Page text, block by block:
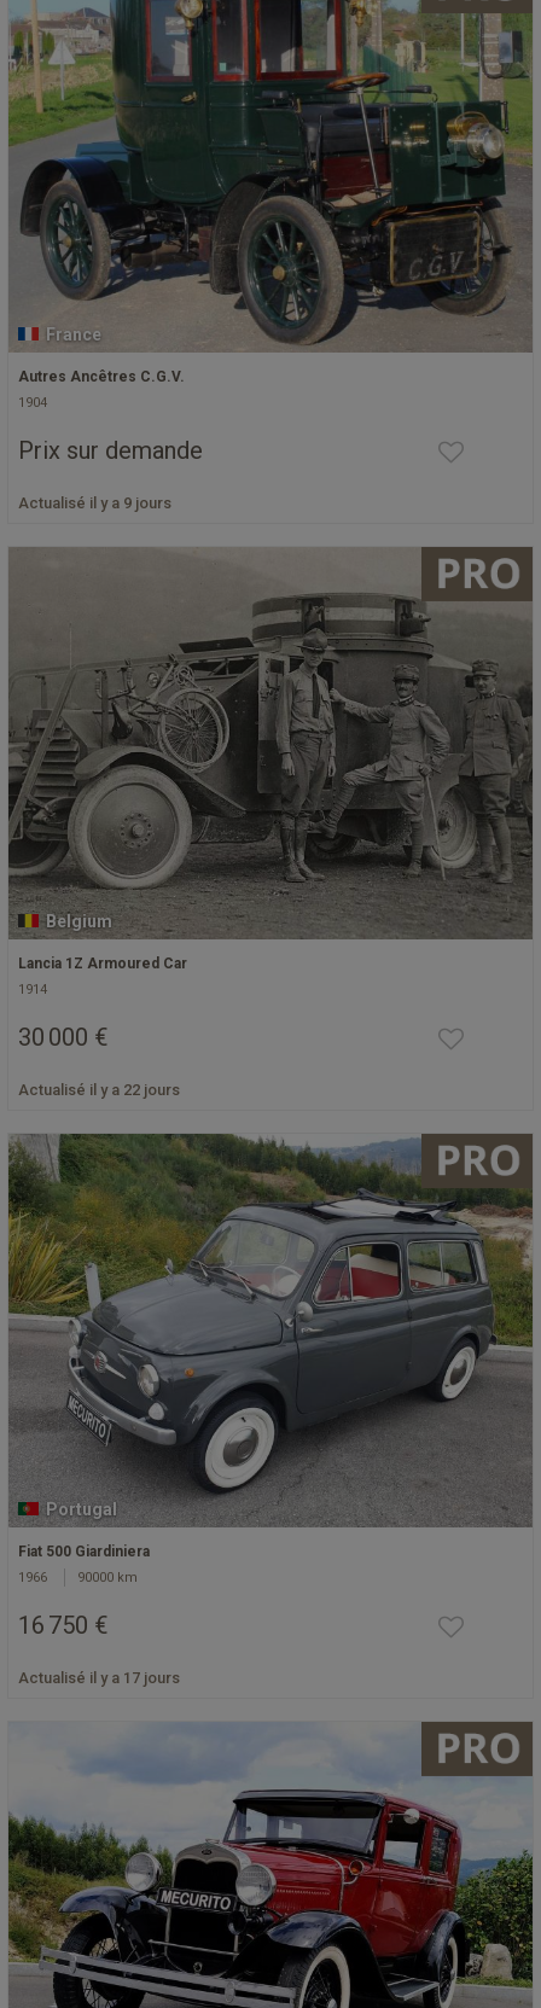
France
Autres Ancêtres C.G.V.
1904
Prix sur demande
Actualisé il y a 9 jours
Belgium
Lancia 1Z Armoured Car
1914
30 000 €
Actualisé il y a 22 jours
Portugal
Fiat 500 Giardiniera
1966 90000 km
16 750 €
Actualisé il y a 17 jours